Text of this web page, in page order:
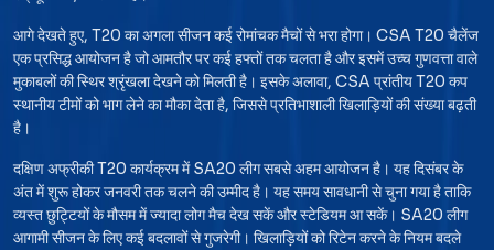
आगे देखते हुए, T20 का अगला सीजन कई रोमांचक मैचों से भरा होगा। CSA T20 चैलेंज
एक प्रसिद्ध आयोजन है जो आमतौर पर कई हफ्तों तक चलता है और इसमें उच्च गुणवत्ता वाले
मुकाबलों की स्थिर श्रृंखला देखने को मिलती है। इसके अलावा, CSA प्रांतीय T20 कप
स्थानीय टीमों को भाग लेने का मौका देता है, जिससे प्रतिभाशाली खिलाड़ियों की संख्या बढ़ती
है।
दक्षिण अफ्रीकी T20 कार्यक्रम में SA20 लीग सबसे अहम आयोजन है। यह दिसंबर के
अंत में शुरू होकर जनवरी तक चलने की उम्मीद है। यह समय सावधानी से चुना गया है ताकि
व्यस्त छुट्टियों के मौसम में ज्यादा लोग मैच देख सकें और स्टेडियम आ सकें। SA20 लीग
आगामी सीजन के लिए कई बदलावों से गुजरेगी। खिलाड़ियों को रिटेन करने के नियम बदले